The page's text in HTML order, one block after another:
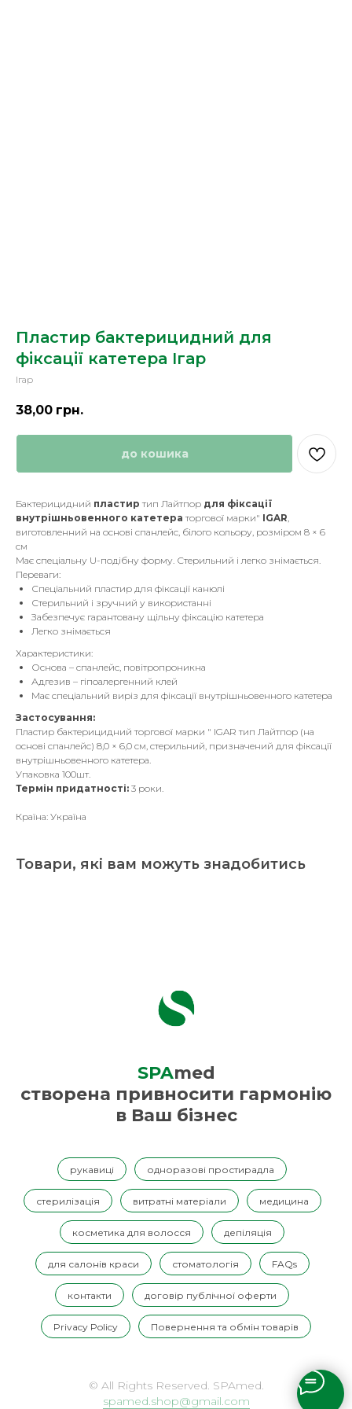
Пластир бактерицидний для
фіксації катетера Ігар
Ігар
38,00 грн.
до кошика
Бактерицидний пластир тип Лайтпор для фіксації
внутрішньовенного катетера торгової марки" IGAR,
виготовленний на основі спанлейс, білого кольору, розміром 8 × 6
см
Має спеціальну U-подібну форму. Стерильний і легко знімається.
Переваги:
Спеціальний пластир для фіксації канюлі
Стерильний і зручний у використанні
Забезпечує гарантовану щільну фіксацію катетера
Легко знімається
Характеристики:
Основа – спанлейс, повітропроникна
Адгезив – гіпоалергенний клей
Має спеціальний виріз для фіксації внутрішньовенного катетера
Застосування:
Пластир бактерицидний торгової марки " IGAR тип Лайтпор (на
основі спанлейс) 8,0 × 6,0 см, стерильний, призначений для фіксації
внутрішньовенного катетера.
Упаковка 100шт.
Термін придатності: 3 роки.
Країна: Україна
Товари, які вам можуть знадобитись
SPAmed
створена привносити гармонію
в Ваш бізнес
рукавиці одноразові простирадла
стерилізація витратні матеріали медицина
косметика для волосся депіляція
для салонів краси стоматологія FAQs
контакти договір публічної оферти
Privacy Policy Повернення та обмін товарів
© All Rights Reserved. SPAmed.
spamed.shop@gmail.com